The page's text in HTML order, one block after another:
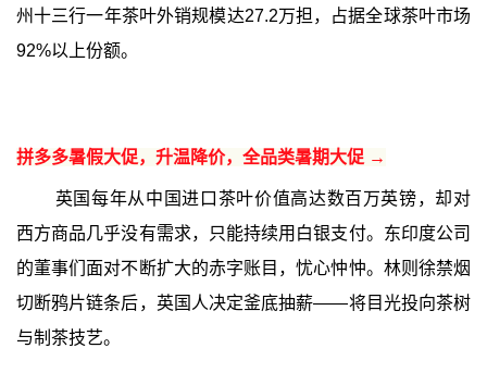
州十三行一年茶叶外销规模达27.2万担，占据全球茶叶市场
92%以上份额。
拼多多暑假大促，升温降价，全品类暑期大促 →
英国每年从中国进口茶叶价值高达数百万英镑，却对
西方商品几乎没有需求，只能持续用白银支付。东印度公司
的董事们面对不断扩大的赤字账目，忧心忡忡。林则徐禁烟
切断鸦片链条后，英国人决定釜底抽薪——将目光投向茶树
与制茶技艺。